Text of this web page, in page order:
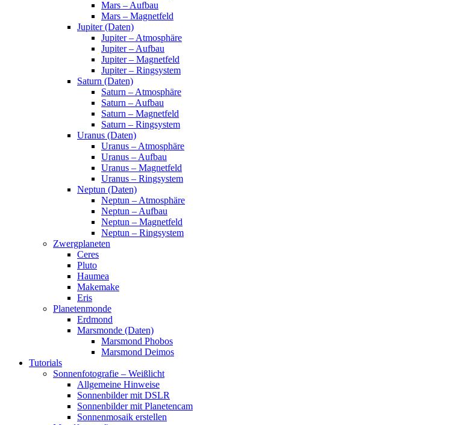
Mars – Aufbau
Mars – Magnetfeld
Jupiter (Daten)
Jupiter – Atmosphäre
Jupiter – Aufbau
Jupiter – Magnetfeld
Jupiter – Ringsystem
Saturn (Daten)
Saturn – Atmosphäre
Saturn – Aufbau
Saturn – Magnetfeld
Saturn – Ringsystem
Uranus (Daten)
Uranus – Atmosphäre
Uranus – Aufbau
Uranus – Magnetfeld
Uranus – Ringsystem
Neptun (Daten)
Neptun – Atmosphäre
Neptun – Aufbau
Neptun – Magnetfeld
Neptun – Ringsystem
Zwergplaneten
Ceres
Pluto
Haumea
Makemake
Eris
Planetenmonde
Erdmond
Marsmonde (Daten)
Marsmond Phobos
Marsmond Deimos
Tutorials
Sonnenfotografie – Weißlicht
Allgemeine Hinweise
Sonnenbilder mit DSLR
Sonnenbilder mit Planetencam
Sonnenmosaik erstellen